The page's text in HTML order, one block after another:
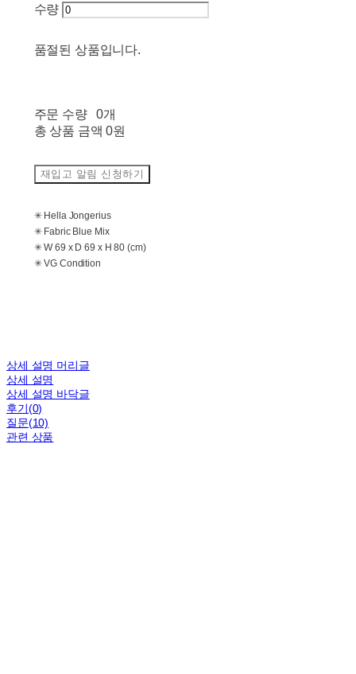
수량
품절된 상품입니다.
주문 수량
0개
총 상품 금액 0원
재입고 알림 신청하기
✳ Hella Jongerius
✳ Fabric Blue Mix
✳ W 69 x D 69 x H 80 (cm)
✳ VG Condition
상세 설명 머리글
상세 설명
상세 설명 바닥글
후기(0)
질문(10)
관련 상품